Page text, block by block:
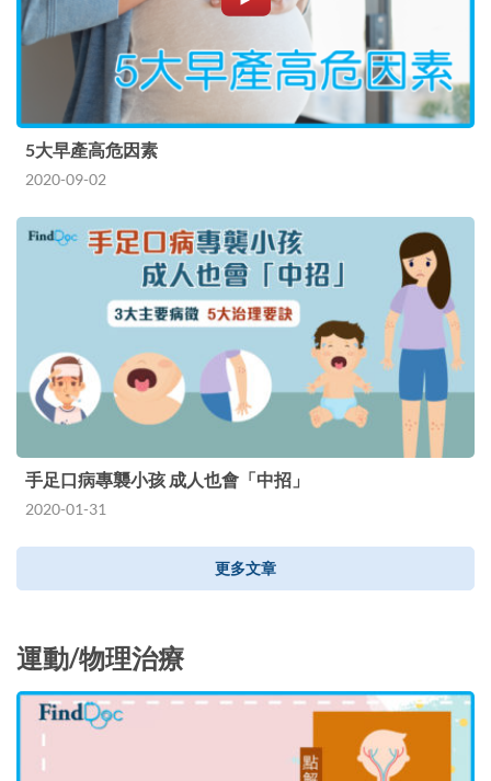
5大早產高危因素
2020-09-02
手足口病專襲小孩 成人也會「中招」
2020-01-31
更多文章
運動/物理治療